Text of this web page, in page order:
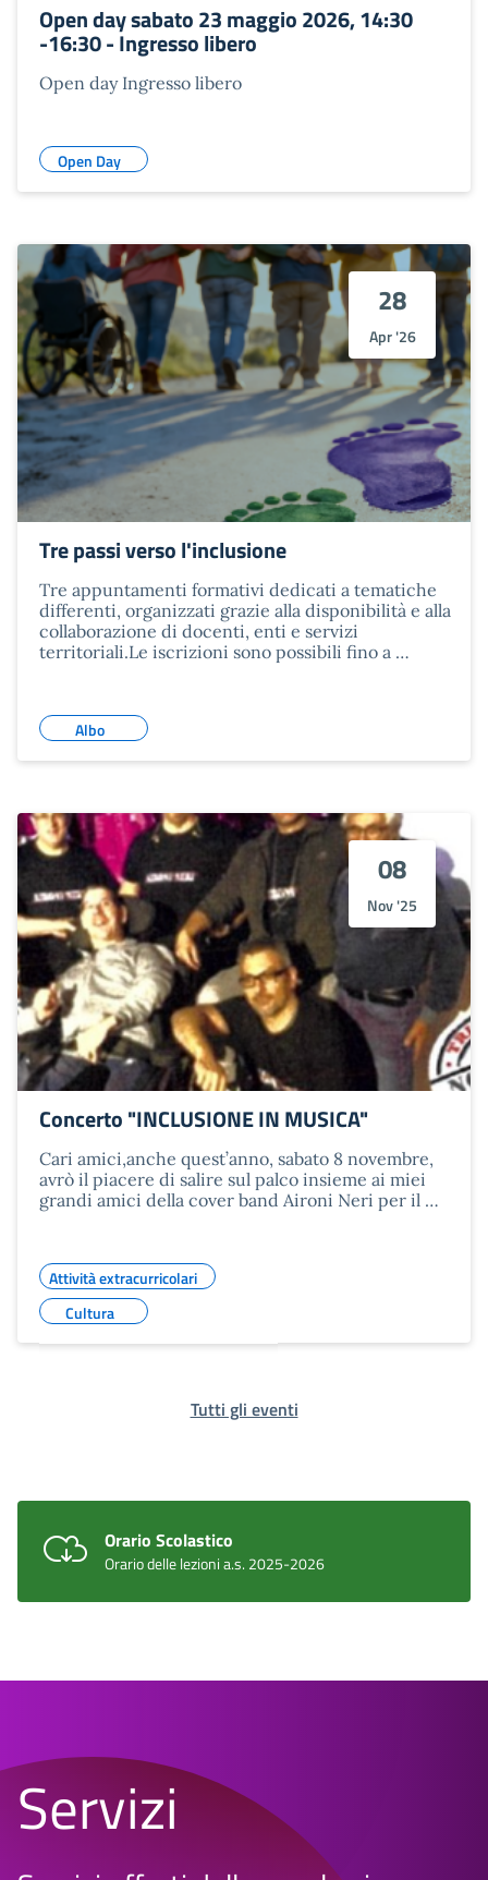
Open day sabato 23 maggio 2026, 14:30
-16:30 - Ingresso libero
Open day Ingresso libero
Open Day
28
Apr '26
Tre passi verso l'inclusione
Tre appuntamenti formativi dedicati a tematiche
differenti, organizzati grazie alla disponibilità e alla
collaborazione di docenti, enti e servizi
territoriali.Le iscrizioni sono possibili fino a …
Albo
08
Nov '25
Concerto "INCLUSIONE IN MUSICA"
Cari amici,anche quest’anno, sabato 8 novembre,
avrò il piacere di salire sul palco insieme ai miei
grandi amici della cover band Aironi Neri per il …
Attività extracurricolari
Cultura
Tutti gli eventi
Orario Scolastico
Orario delle lezioni a.s. 2025-2026
Servizi